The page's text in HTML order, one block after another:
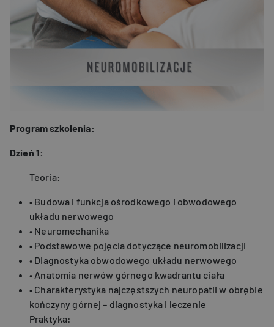
Program szkolenia:
Dzień 1:
Teoria:
• Budowa i funkcja ośrodkowego i obwodowego
układu nerwowego
• Neuromechanika
• Podstawowe pojęcia dotyczące neuromobilizacji
• Diagnostyka obwodowego układu nerwowego
• Anatomia nerwów górnego kwadrantu ciała
• Charakterystyka najczęstszych neuropatii w obrębie
kończyny górnej – diagnostyka i leczenie
Praktyka: